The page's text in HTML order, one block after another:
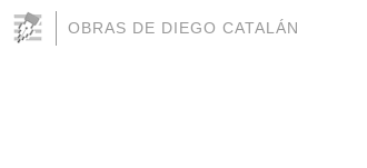
OBRAS DE DIEGO CATALÁN